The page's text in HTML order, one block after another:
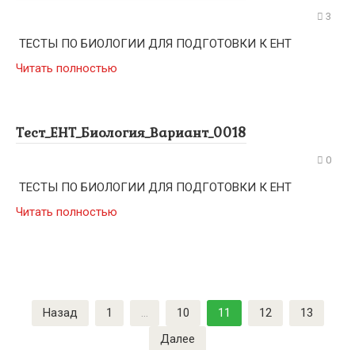
3
ТЕСТЫ ПО БИОЛОГИИ ДЛЯ ПОДГОТОВКИ К ЕНТ
Читать полностью
Тест_ЕНТ_Биология_Вариант_0018
0
ТЕСТЫ ПО БИОЛОГИИ ДЛЯ ПОДГОТОВКИ К ЕНТ
Читать полностью
Пагинация
записей
Назад 1 … 10 11 12
13
Далее